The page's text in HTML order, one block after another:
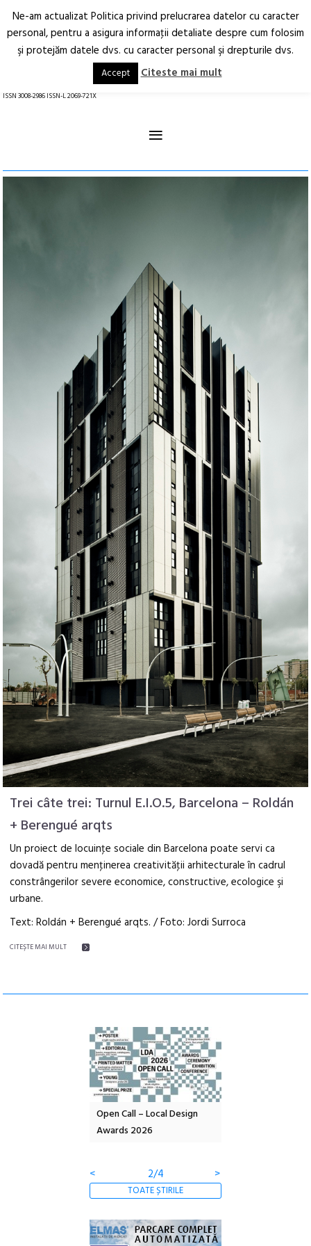
Arhitectură.
Oraș.
RO EN
ISSN 3008-2986 ISSN-L 2069-721X
≡
Trei câte trei: Turnul E.I.O.5, Barcelona – Roldán
+ Berengué arqts
Un proiect de locuinţe sociale din Barcelona poate servi ca
dovadă pentru menţinerea creativităţii arhitecturale în cadrul
constrângerilor severe economice, constructive, ecologice şi
urbane.
Text: Roldán + Berengué arqts. / Foto: Jordi Surroca
CITEŞTE MAI MULT
Open Call – Local Design
Awards 2026
<
2/4 >
TOATE ȘTIRILE
Ne-am actualizat Politica privind prelucrarea datelor cu caracter
personal, pentru a asigura informaţii detaliate despre cum folosim
şi protejăm datele dvs. cu caracter personal şi drepturile dvs.
Accept Citeste mai mult